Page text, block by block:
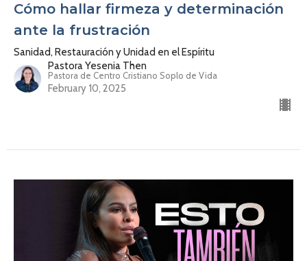
Cómo hallar firmeza y determinación
ante la frustración
Sanidad, Restauración y Unidad en el Espíritu
Pastora Yesenia Then
Pastora de Centro Cristiano Soplo de Vida
February 10, 2025